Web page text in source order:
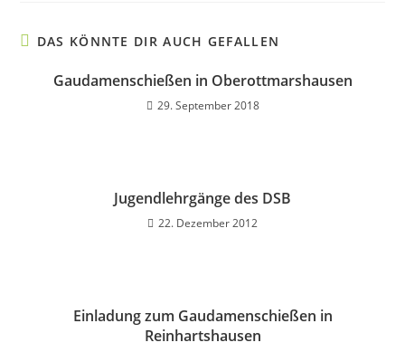
DAS KÖNNTE DIR AUCH GEFALLEN
Gaudamenschießen in Oberottmarshausen
29. September 2018
Jugendlehrgänge des DSB
22. Dezember 2012
Einladung zum Gaudamenschießen in
Reinhartshausen